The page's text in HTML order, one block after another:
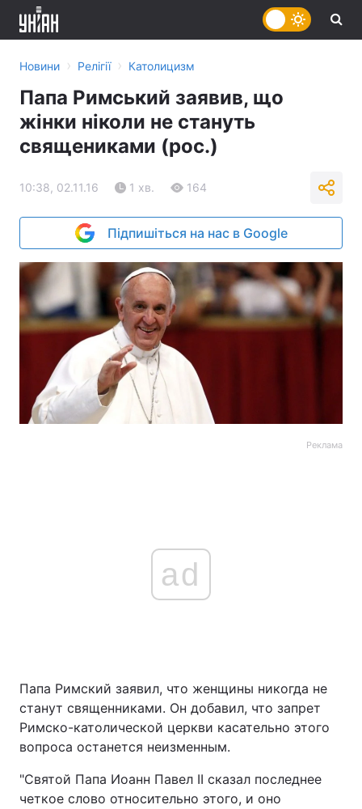
Головна Війна
Новини › Релігії › Католицизм
Папа Римський заявив, що
жінки ніколи не стануть
священиками (рос.)
10:38, 02.11.16 1 хв. 164
Підпишіться на нас в Google
Реклама
ad
Папа Римский заявил, что женщины никогда не
станут священниками. Он добавил, что запрет
Римско-католической церкви касательно этого
вопроса останется неизменным.
"Святой Папа Иоанн Павел II сказал последнее
четкое слово относительно этого, и оно